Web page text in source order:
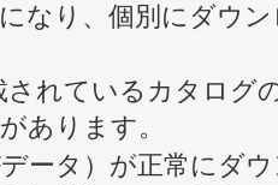
なり、個別にダウ
れているカタログ
あります。
ータ）が正常にダ